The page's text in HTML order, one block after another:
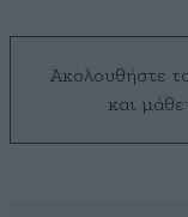
Ακολουθήστε
και